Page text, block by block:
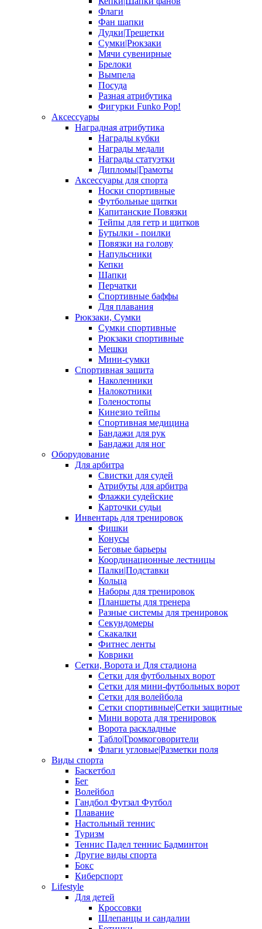
Флаги
Фан шапки
Дудки|Трещетки
Сумки|Рюкзаки
Мячи сувенирные
Брелоки
Вымпела
Посуда
Разная атрибутика
Фигурки Funko Pop!
Аксессуары
Наградная атрибутика
Награды кубки
Награды медали
Награды статуэтки
Дипломы|Грамоты
Аксессуары для спорта
Носки спортивные
Футбольные щитки
Капитанские Повязки
Тейпы для гетр и щитков
Бутылки - поилки
Повязки на голову
Напульсники
Кепки
Шапки
Перчатки
Спортивные баффы
Для плавания
Рюкзаки, Сумки
Сумки спортивные
Рюкзаки спортивные
Мешки
Мини-сумки
Спортивная защита
Наколенники
Налокотники
Голеностопы
Кинезио тейпы
Спортивная медицина
Бандажи для рук
Бандажи для ног
Оборудование
Для арбитра
Свистки для судей
Атрибуты для арбитра
Флажки судейские
Карточки судьи
Инвентарь для тренировок
Фишки
Конусы
Беговые барьеры
Координационные лестницы
Палки|Подставки
Кольца
Наборы для тренировок
Планшеты для тренера
Разные системы для тренировок
Секундомеры
Скакалки
Фитнес ленты
Коврики
Сетки, Ворота и Для стадиона
Сетки для футбольных ворот
Сетки для мини-футбольных ворот
Сетки для волейбола
Сетки спортивные|Сетки защитные
Мини ворота для тренировок
Ворота раскладные
Табло|Громкоговорители
Флаги угловые|Разметки поля
Виды спорта
Баскетбол
Бег
Волейбол
Гандбол Футзал Футбол
Плавание
Настольный теннис
Туризм
Теннис Падел теннис Бадминтон
Другие виды спорта
Бокс
Киберспорт
Lifestyle
Для детей
Кроссовки
Шлепанцы и сандалии